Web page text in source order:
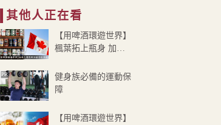
其他人正在看
【用啤酒環遊世界】
楓葉拓上瓶身 加拿
健身族必備的運動保
障
PR
【用啤酒環遊世界】